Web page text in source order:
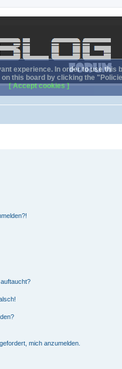
mich anzumelden.
experience. In order to use this
this board by clicking the
[ Accept cookies ]